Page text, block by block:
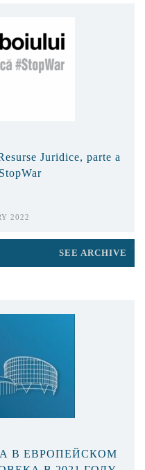
Juridice, parte a
2022
SEE ARCHIVE
В ЕВРОПЕЙСКОМ